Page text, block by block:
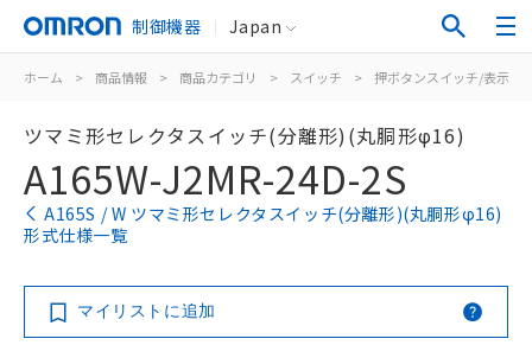
制御機器 Japan
ホーム > 商品情報 > 商品カテゴリ > スイッチ > 押ボタンスイッチ/表示灯
ツマミ形セレクタスイッチ(分離形)(丸胴形φ16)
A165W-J2MR-24D-2S
A165S / W ツマミ形セレクタスイッチ(分離形)(丸胴形φ16)
形式仕様一覧
マイリストに追加